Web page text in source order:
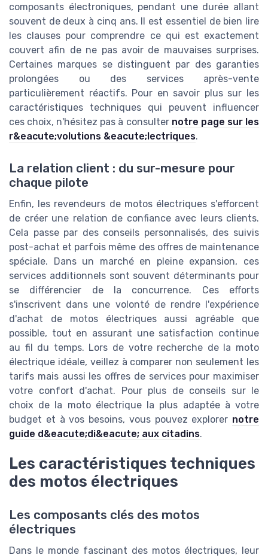
composants électroniques, pendant une durée allant
souvent de deux à cinq ans. Il est essentiel de bien lire
les clauses pour comprendre ce qui est exactement
couvert afin de ne pas avoir de mauvaises surprises.
Certaines marques se distinguent par des garanties
prolongées ou des services après-vente
particulièrement réactifs. Pour en savoir plus sur les
caractéristiques techniques qui peuvent influencer
ces choix, n'hésitez pas à consulter notre page sur les
r&eacute;volutions &eacute;lectriques.
La relation client : du sur-mesure pour
chaque pilote
Enfin, les revendeurs de motos électriques s'efforcent
de créer une relation de confiance avec leurs clients.
Cela passe par des conseils personnalisés, des suivis
post-achat et parfois même des offres de maintenance
spéciale. Dans un marché en pleine expansion, ces
services additionnels sont souvent déterminants pour
se différencier de la concurrence. Ces efforts
s'inscrivent dans une volonté de rendre l'expérience
d'achat de motos électriques aussi agréable que
possible, tout en assurant une satisfaction continue
au fil du temps. Lors de votre recherche de la moto
électrique idéale, veillez à comparer non seulement les
tarifs mais aussi les offres de services pour maximiser
votre confort d'achat. Pour plus de conseils sur le
choix de la moto électrique la plus adaptée à votre
budget et à vos besoins, vous pouvez explorer notre
guide d&eacute;di&eacute; aux citadins.
Les caractéristiques techniques
des motos électriques
Les composants clés des motos
électriques
Dans le monde fascinant des motos électriques, leur